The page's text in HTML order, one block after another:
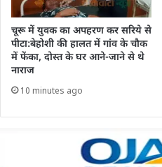
चूरू में युवक का अपहरण कर सरिये से
पीटा:बेहोशी की हालत में गांव के चौक
में फेंका, दोस्त के घर आने-जाने से थे
नाराज
10 minutes ago